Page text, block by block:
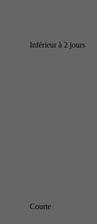
Inférieur à 2 jours
Courte